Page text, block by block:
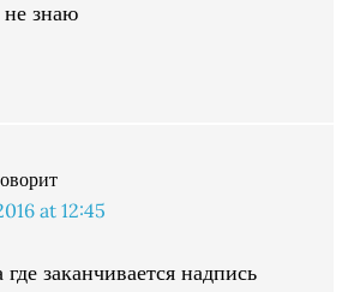
не знаю
at 12:45
заканчивается надпись